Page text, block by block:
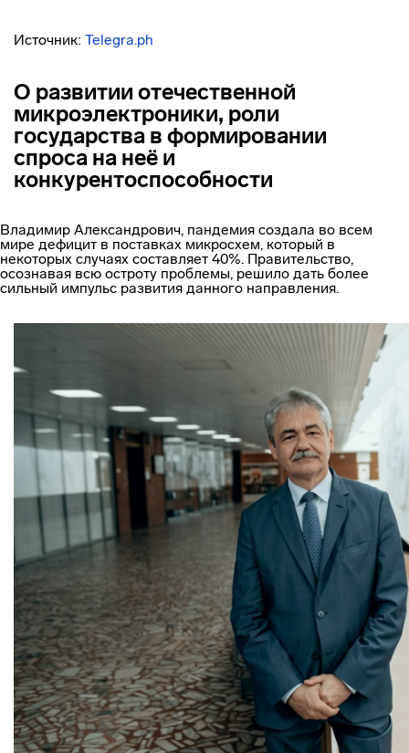
Источник: Telegra.ph
О развитии отечественной
микроэлектроники, роли
государства в формировании
спроса на неё и
конкурентоспособности
Владимир Александрович, пандемия создала во всем
мире дефицит в поставках микросхем, который в
некоторых случаях составляет 40%. Правительство,
осознавая всю остроту проблемы, решило дать более
сильный импульс развития данного направления.